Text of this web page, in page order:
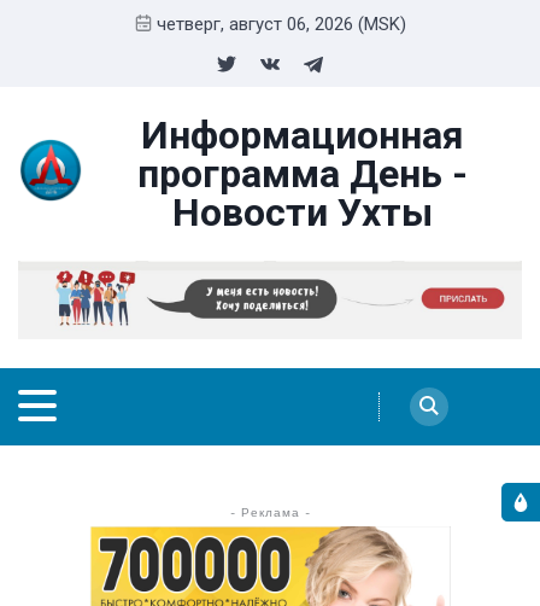
четверг, август 06, 2026 (MSK)
Информационная
программа День -
Новости Ухты
- Реклама -